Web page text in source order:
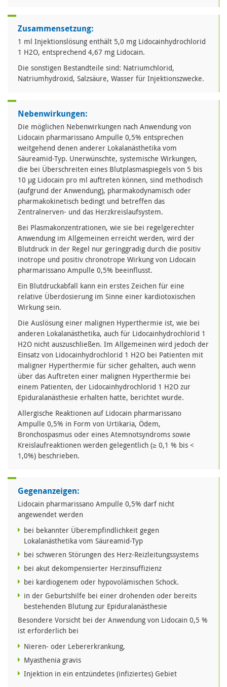
Zusammensetzung:
1 ml Injektionslösung enthält 5,0 mg Lidocainhydrochlorid
1 H2O, entsprechend 4,67 mg Lidocain.
Die sonstigen Bestandteile sind: Natriumchlorid,
Natriumhydroxid, Salzsäure, Wasser für Injektionszwecke.
Nebenwirkungen:
Die möglichen Nebenwirkungen nach Anwendung von
Lidocain pharmarissano Ampulle 0,5% entsprechen
weitgehend denen anderer Lokalanästhetika vom
Säureamid-Typ. Unerwünschte, systemische Wirkungen,
die bei Überschreiten eines Blutplasmaspiegels von 5 bis
10 µg Lidocain pro ml auftreten können, sind methodisch
(aufgrund der Anwendung), pharmakodynamisch oder
pharmakokinetisch bedingt und betreffen das
Zentralnerven- und das Herzkreislaufsystem.
Bei Plasmakonzentrationen, wie sie bei regelgerechter
Anwendung im Allgemeinen erreicht werden, wird der
Blutdruck in der Regel nur geringgradig durch die positiv
inotrope und positiv chronotrope Wirkung von Lidocain
pharmarissano Ampulle 0,5% beeinflusst.
Ein Blutdruckabfall kann ein erstes Zeichen für eine
relative Überdosierung im Sinne einer kardiotoxischen
Wirkung sein.
Die Auslösung einer malignen Hyperthermie ist, wie bei
anderen Lokalanästhetika, auch für Lidocainhydrochlorid 1
H2O nicht auszuschließen. Im Allgemeinen wird jedoch der
Einsatz von Lidocainhydrochlorid 1 H2O bei Patienten mit
maligner Hyperthermie für sicher gehalten, auch wenn
über das Auftreten einer malignen Hyperthermie bei
einem Patienten, der Lidocainhydrochlorid 1 H2O zur
Epiduralanästhesie erhalten hatte, berichtet wurde.
Allergische Reaktionen auf Lidocain pharmarissano
Ampulle 0,5% in Form von Urtikaria, Ödem,
Bronchospasmus oder eines Atemnotsyndroms sowie
Kreislaufreaktionen werden gelegentlich (≥ 0,1 % bis <
1,0%) beschrieben.
Gegenanzeigen:
Lidocain pharmarissano Ampulle 0,5% darf nicht
angewendet werden
bei bekannter Überempfindlichkeit gegen
Lokalanästhetika vom Säureamid-Typ
bei schweren Störungen des Herz-Reizleitungssystems
bei akut dekompensierter Herzinsuffizienz
bei kardiogenem oder hypovolämischen Schock.
in der Geburtshilfe bei einer drohenden oder bereits
bestehenden Blutung zur Epiduralanästhesie
Besondere Vorsicht bei der Anwendung von Lidocain 0,5 %
ist erforderlich bei
Nieren- oder Lebererkrankung,
Myasthenia gravis
Injektion in ein entzündetes (infiziertes) Gebiet